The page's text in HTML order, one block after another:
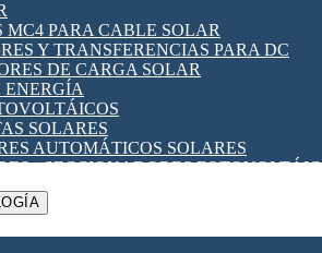
MC4 PARA CABLE SOLAR
Y TRANSFERENCIAS PARA DC
DE CARGA SOLAR
ENERGÍA
SOLARES
AUTOMÁTICOS SOLARES
- SECCIONADORES
SOLAR
Y SECCIONADORES